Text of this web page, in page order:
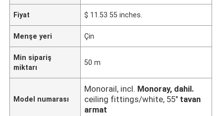
Fiyat $ 11.53 55 inches.
Menşe yeri Çin
Min sipariş
miktarı
50 m
Model numarası
Monorail, incl. Monoray, dahil.
ceiling fittings/white, 55" tavan
armat